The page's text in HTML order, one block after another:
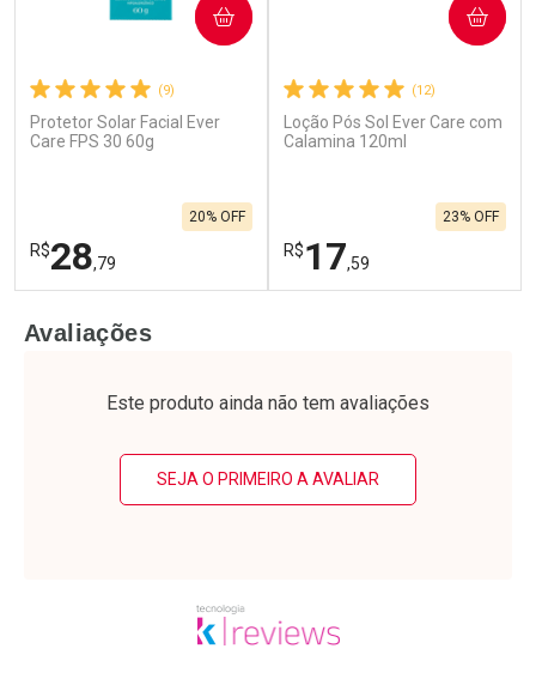
(9)
Protetor Solar Facial Ever
Care FPS 30 60g
R$28,79
20% OFF
COMPRAR
Laboratório
Por Menos
(12)
Loção Pós Sol Ever Care com
Calamina 120ml
R$17,59
23% OFF
COMPRAR
Laboratório
Por Menos
Avaliações
Este produto ainda não tem avaliações
SEJA O PRIMEIRO A AVALIAR